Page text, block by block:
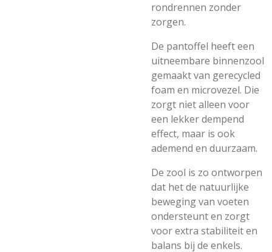
rondrennen zonder
zorgen.
De pantoffel heeft een
uitneembare binnenzool
gemaakt van gerecycled
foam en microvezel. Die
zorgt niet alleen voor
een lekker dempend
effect, maar is ook
ademend en duurzaam.
De zool is zo ontworpen
dat het de natuurlijke
beweging van voeten
ondersteunt en zorgt
voor extra stabiliteit en
balans bij de enkels.